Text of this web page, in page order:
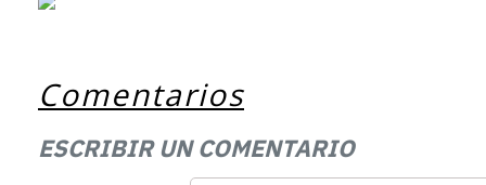
Comentarios
ESCRIBIR UN COMENTARIO